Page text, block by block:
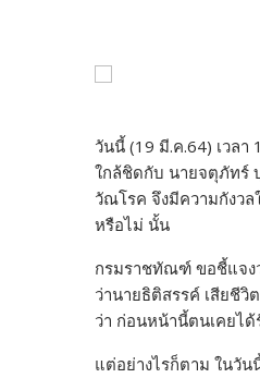
วันนี้ (19 มี.ค.64) เวล
ใกล้ชิดกับ นายจตุภัทร์
วัณโรค จึงมีความกังว
หรือไม่ นั้น
กรมราชทัณฑ์ ขอชี้แจง
ว่านายธิติสรรค์ เสียชี
ว่า ก่อนหน้านี้ตนเคยไ
แต่อย่างไรก็ตาม ในวัน